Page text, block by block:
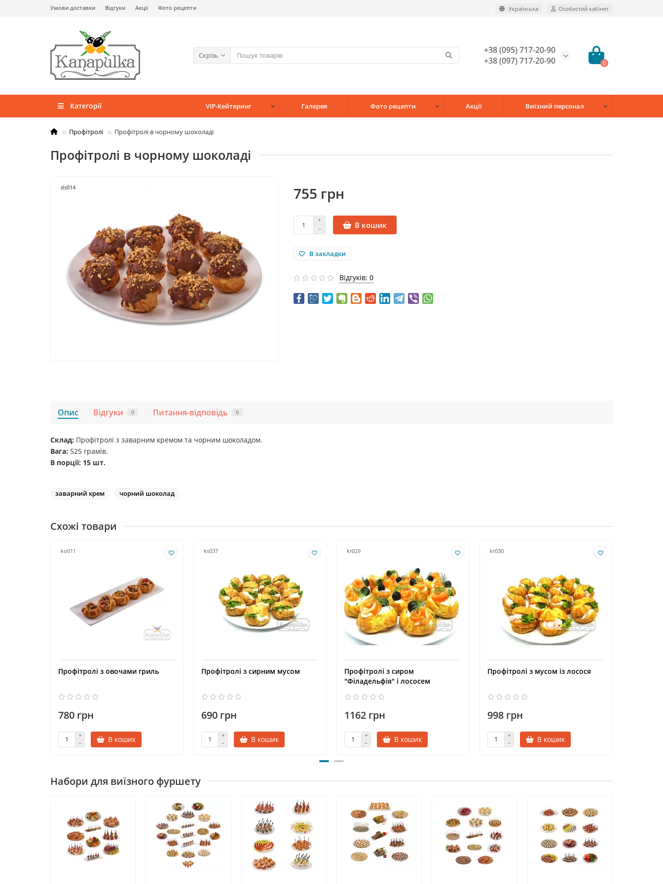
Умови доставки Відгуки Акції Фото рецепти Українська Особистий кабінет
Скрізь
+38 (095) 717-20-90
+38 (097) 717-20-90
0
Категорії VIP-Кейтеринг Галерея Фото рецепти Акції Виїзний персонал
Профітролі Профітролі в чорному шоколаді
Профітролі в чорному шоколаді
ds014 755 грн
В кошик
В закладки
Відгуків: 0
Опис Відгуки 0 Питання-відповідь 0
Склад: Профітролі з заварним кремом та чорним шоколадом.
Вага: 525 грамів.
В порції: 15 шт.
заварний крем чорний шоколад
Схожі товари
ko011
Профітролі з овочами гриль
780 грн
В кошик
ks037
Профітролі з сирним мусом
690 грн
В кошик
kr029
Профітролі з сиром
"Філадельфія" і лососем
1162 грн
В кошик
kr030
Профітролі з мусом із лосося
998 грн
В кошик
Набори для виїзного фуршету